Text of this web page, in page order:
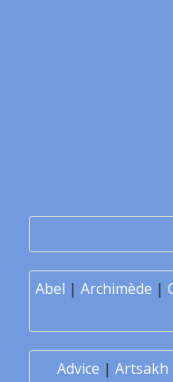
Abel | Archimède |
Advice | Artsakh